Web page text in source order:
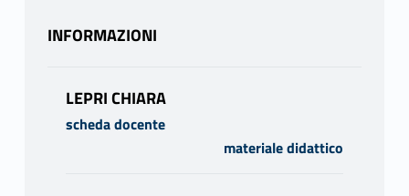
INFORMAZIONI
LEPRI CHIARA
scheda docente
materiale didattico